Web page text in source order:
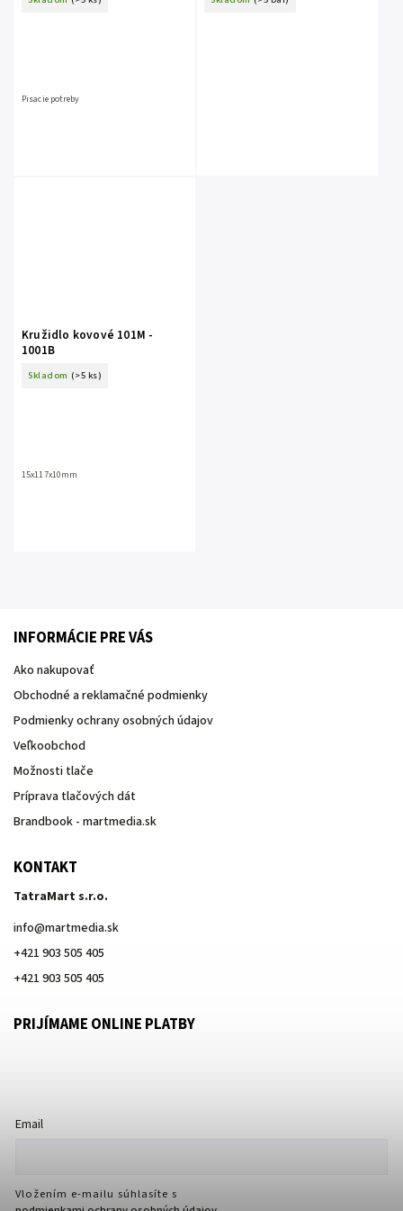
Pisacie potreby
Kružidlo kovové 101M -
1001B
Skladom (>5 ks)
15x117x10mm
INFORMÁCIE PRE VÁS
Ako nakupovať
Obchodné a reklamačné podmienky
Podmienky ochrany osobných údajov
Veľkoobchod
Možnosti tlače
Príprava tlačových dát
Brandbook - martmedia.sk
KONTAKT
TatraMart s.r.o.
info@martmedia.sk
+421 903 505 405
+421 903 505 405
PRIJÍMAME ONLINE PLATBY
Email
Vložením e-mailu súhlasíte s